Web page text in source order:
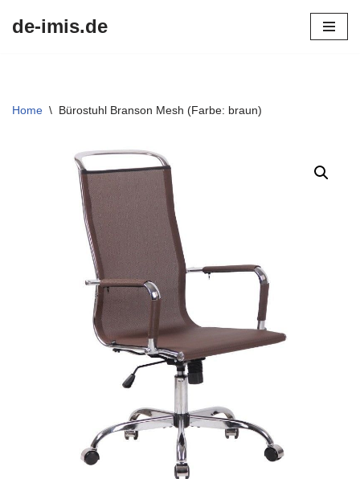
de-imis.de
Home \ Bürostuhl Branson Mesh (Farbe: braun)